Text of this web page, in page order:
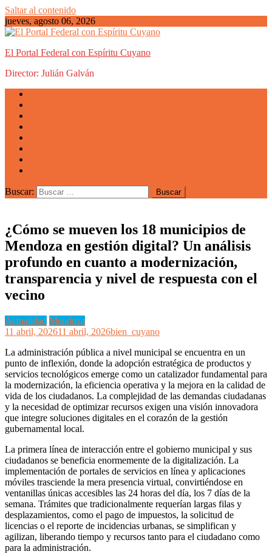
Saltar al contenido
jueves, agosto 06, 2026
El Portal Federal con Espíritu Cuyano
Director: Julián Galván
Buscar:
¿Cómo se mueven los 18 municipios de
Mendoza en gestión digital? Un análisis
profundo en cuanto a modernización,
transparencia y nivel de respuesta con el
vecino
Actualidad Mendoza
11 abril, 202611 abril, 2026bien_cuyano
La administración pública a nivel municipal se encuentra en un
punto de inflexión, donde la adopción estratégica de productos y
servicios tecnológicos emerge como un catalizador fundamental para
la modernización, la eficiencia operativa y la mejora en la calidad de
vida de los ciudadanos. La complejidad de las demandas ciudadanas
y la necesidad de optimizar recursos exigen una visión innovadora
que integre soluciones digitales en el corazón de la gestión
gubernamental local.
La primera línea de interacción entre el gobierno municipal y sus
ciudadanos se beneficia enormemente de la digitalización. La
implementación de portales de servicios en línea y aplicaciones
móviles trasciende la mera presencia virtual, convirtiéndose en
ventanillas únicas accesibles las 24 horas del día, los 7 días de la
semana. Trámites que tradicionalmente requerían largas filas y
desplazamientos, como el pago de impuestos, la solicitud de
licencias o el reporte de incidencias urbanas, se simplifican y
agilizan, liberando tiempo y recursos tanto para el ciudadano como
para la administración.